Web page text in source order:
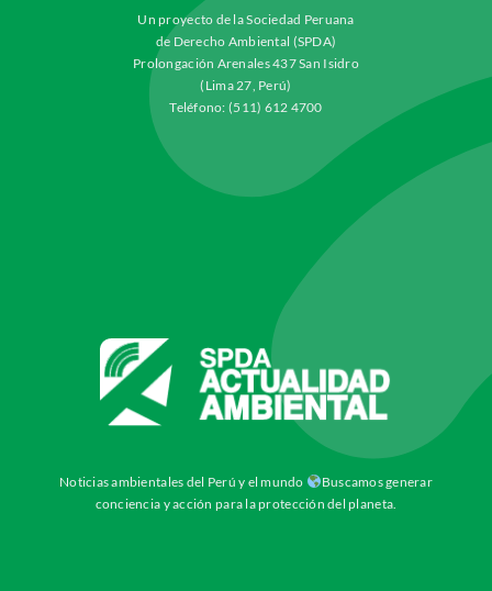
Un proyecto de la Sociedad Peruana
de Derecho Ambiental (SPDA)
Prolongación Arenales 437 San Isidro
(Lima 27, Perú)
Teléfono: (511) 612 4700
Noticias ambientales del Perú y el mundo
Buscamos generar
conciencia y acción para la protección del planeta.